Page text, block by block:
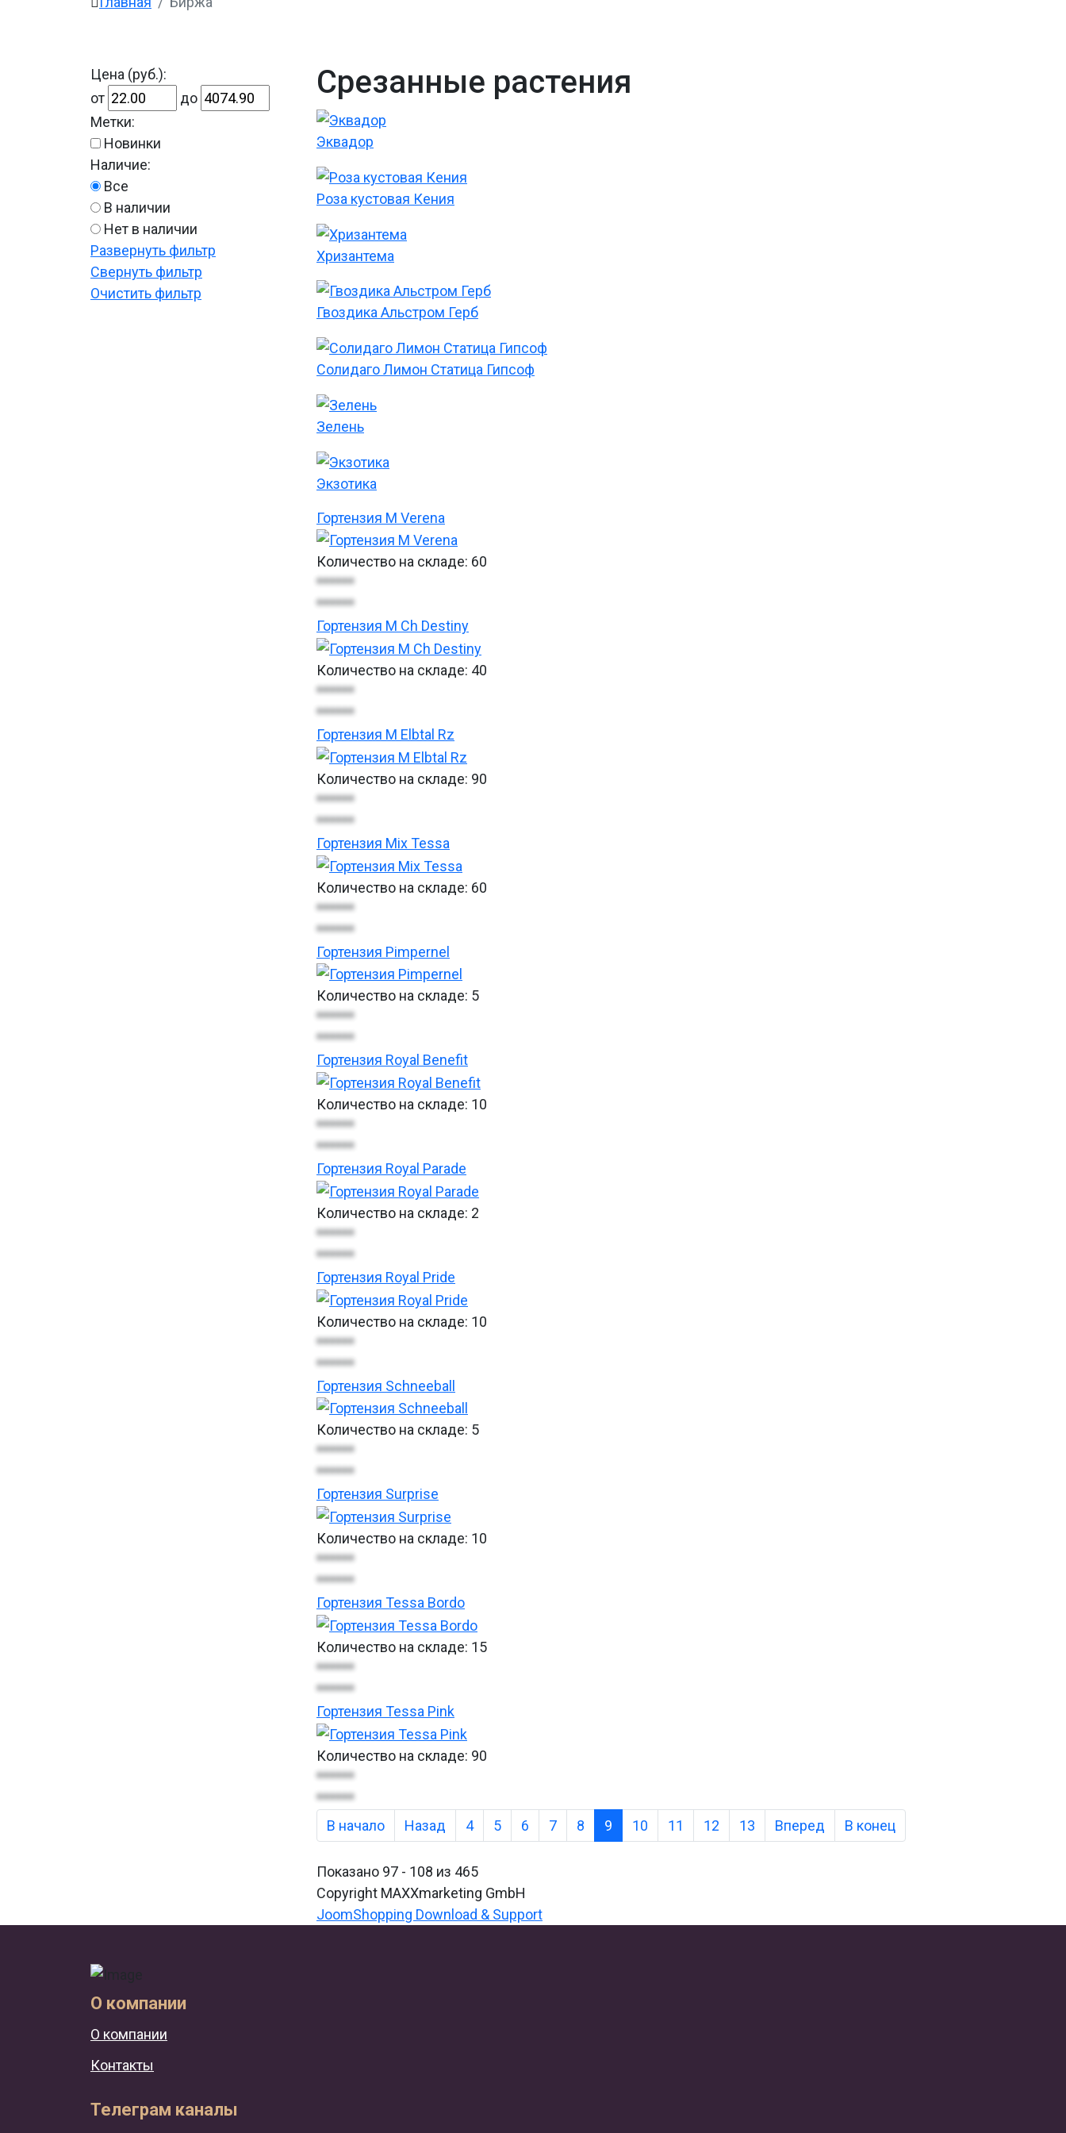
Цена (руб.):
от
до
Метки:
Новинки
Наличие:
Все
В наличии
Нет в наличии
Развернуть фильтр
Свернуть фильтр
Очистить фильтр
Срезанные растения
Эквадор
Роза кустовая Кения
Хризантема
Гвоздика Альстром Герб
Солидаго Лимон Статица Гипсоф
Зелень
Экзотика
Гортензия M Verena
Количество на складе: 60
******
******
Гортензия M Ch Destiny
Количество на складе: 40
******
******
Гортензия M Elbtal Rz
Количество на складе: 90
******
******
Гортензия Mix Tessa
Количество на складе: 60
******
******
Гортензия Pimpernel
Количество на складе: 5
******
******
Гортензия Royal Benefit
Количество на складе: 10
******
******
Гортензия Royal Parade
Количество на складе: 2
******
******
Гортензия Royal Pride
Количество на складе: 10
******
******
Гортензия Schneeball
Количество на складе: 5
******
******
Гортензия Surprise
Количество на складе: 10
******
******
Гортензия Tessa Bordo
Количество на складе: 15
******
******
Гортензия Tessa Pink
Количество на складе: 90
******
******
В начало
Назад 4 5 6 7 8 9 10 11 12 13 Вперед В конец
Показано 97 - 108 из 465
Copyright MAXXmarketing GmbH
JoomShopping Download & Support
О компании
О компании
Контакты
Телеграм каналы